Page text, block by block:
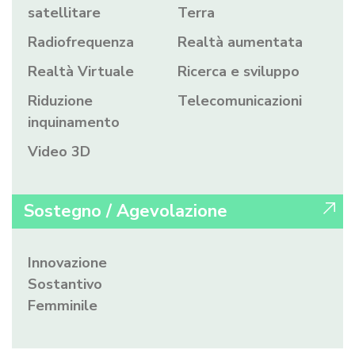
satellitare
Terra
Radiofrequenza
Realtà aumentata
Realtà Virtuale
Ricerca e sviluppo
Riduzione
inquinamento
Telecomunicazioni
Video 3D
Sostegno / Agevolazione
Innovazione
Sostantivo
Femminile